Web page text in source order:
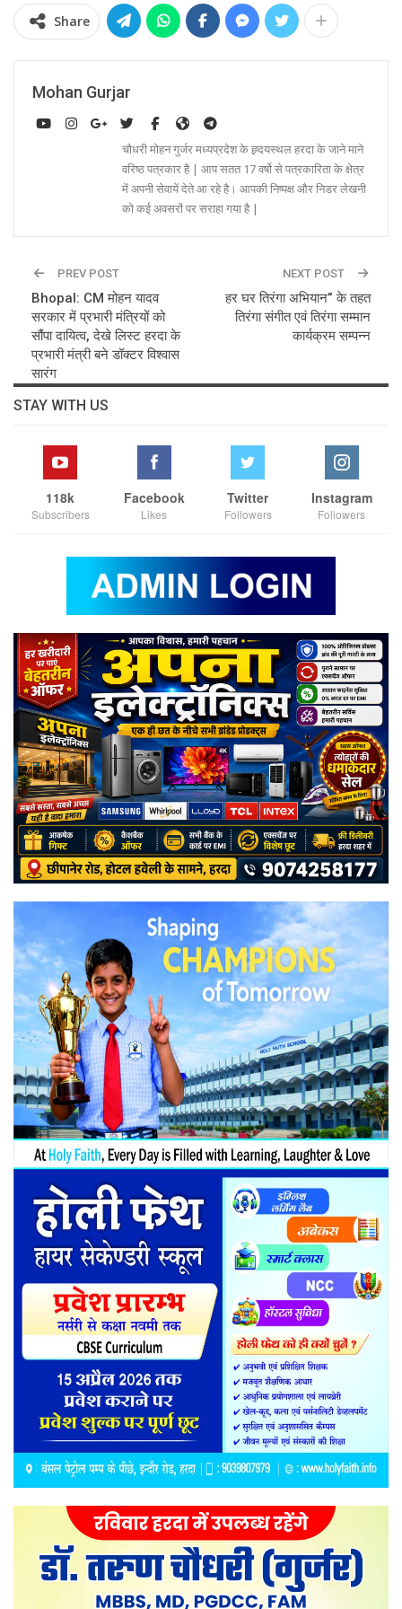
Share
Mohan Gurjar
चौधरी मोहन गुर्जर मध्यप्रदेश के ह्र्दयस्थल हरदा के जाने माने
वरिष्ठ पत्रकार है | आप सतत 17 वर्षो से पत्रकारिता के क्षेत्र
में अपनी सेवायें देते आ रहे है। आपकी निष्पक्ष और निडर लेखनी
को कई अवसरों पर सराहा गया है |
PREV POST
Bhopal: CM मोहन यादव
सरकार में प्रभारी मंत्रियों को
सौंपा दायित्व, देखे लिस्ट हरदा के
प्रभारी मंत्री बने डॉक्टर विश्वास
सारंग
NEXT POST
हर घर तिरंगा अभियान” के तहत
तिरंगा संगीत एवं तिरंगा सम्मान
कार्यक्रम सम्पन्न
STAY WITH US
118k
Subscribers
Facebook
Likes
Twitter
Followers
Instagram
Followers